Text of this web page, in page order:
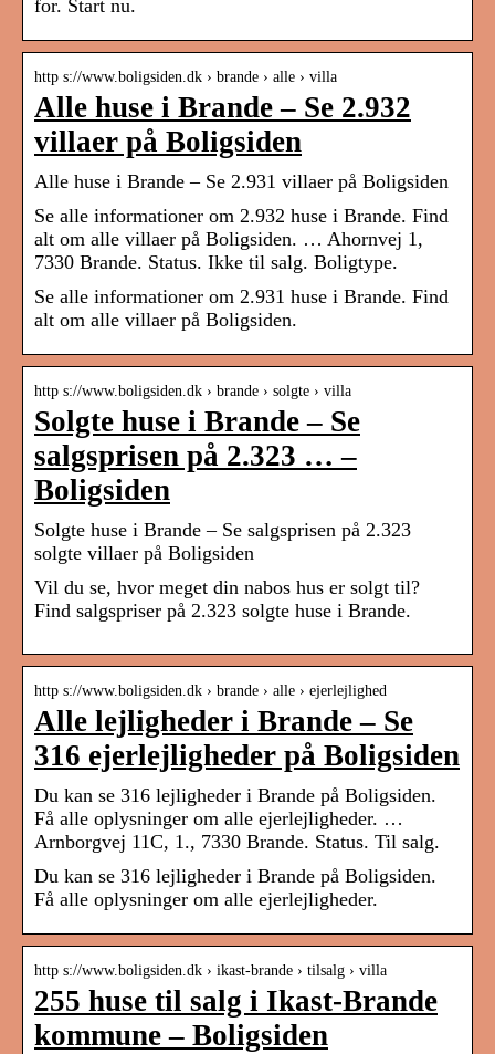
for. Start nu.
http s://www.boligsiden.dk › brande › alle › villa
Alle huse i Brande – Se 2.932
villaer på Boligsiden
Alle huse i Brande – Se 2.931 villaer på Boligsiden
Se alle informationer om 2.932 huse i Brande. Find
alt om alle villaer på Boligsiden. … Ahornvej 1,
7330 Brande. Status. Ikke til salg. Boligtype.
Se alle informationer om 2.931 huse i Brande. Find
alt om alle villaer på Boligsiden.
http s://www.boligsiden.dk › brande › solgte › villa
Solgte huse i Brande – Se
salgsprisen på 2.323 … –
Boligsiden
Solgte huse i Brande – Se salgsprisen på 2.323
solgte villaer på Boligsiden
Vil du se, hvor meget din nabos hus er solgt til?
Find salgspriser på 2.323 solgte huse i Brande.
http s://www.boligsiden.dk › brande › alle › ejerlejlighed
Alle lejligheder i Brande – Se
316 ejerlejligheder på Boligsiden
Du kan se 316 lejligheder i Brande på Boligsiden.
Få alle oplysninger om alle ejerlejligheder. …
Arnborgvej 11C, 1., 7330 Brande. Status. Til salg.
Du kan se 316 lejligheder i Brande på Boligsiden.
Få alle oplysninger om alle ejerlejligheder.
http s://www.boligsiden.dk › ikast-brande › tilsalg › villa
255 huse til salg i Ikast-Brande
kommune – Boligsiden